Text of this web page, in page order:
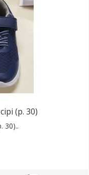
(р. 30)
30)..